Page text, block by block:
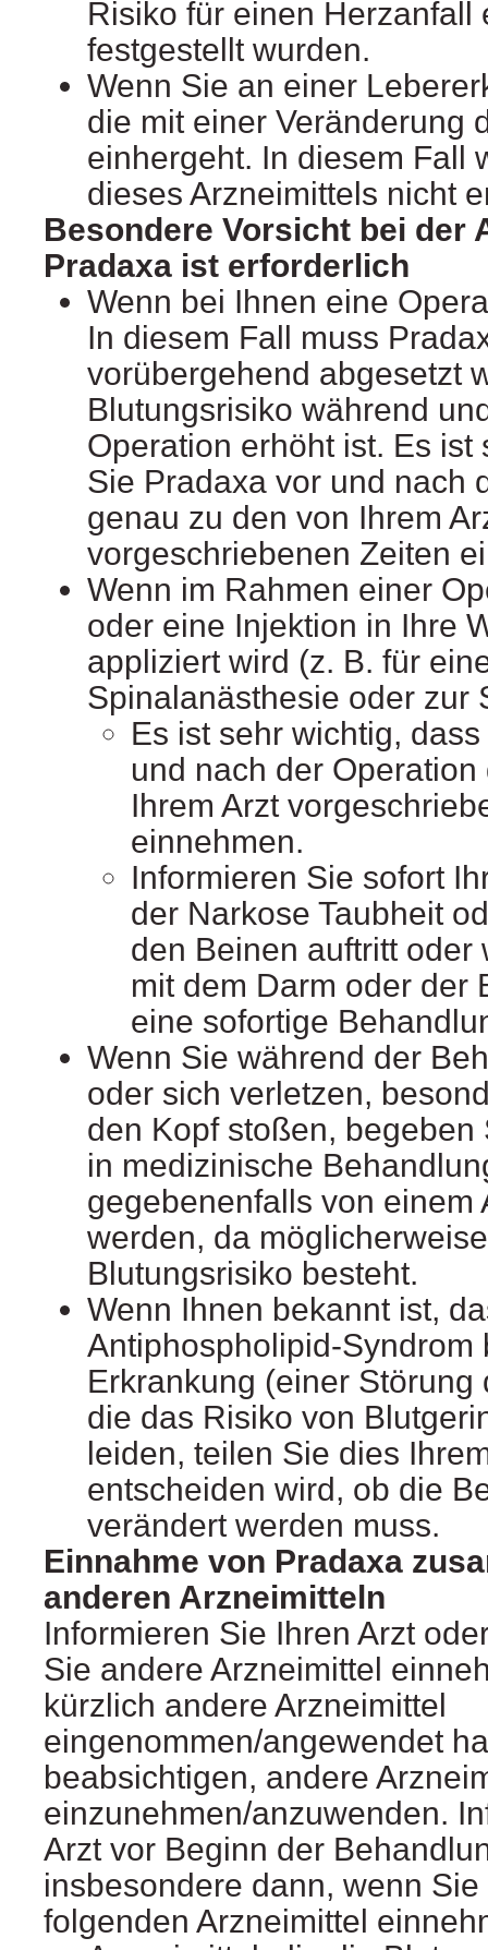
Risiko für einen Herzanfall
festgestellt wurden.
Wenn Sie an einer
die mit einer Veränderung
einhergeht. In diesem Fall
dieses Arzneimittels nicht
Besondere Vorsicht bei der
Pradaxa ist erforderlich
Wenn bei Ihnen eine
In diesem Fall muss
vorübergehend abgesetzt
Blutungsrisiko während
Operation erhöht ist. Es ist
Sie Pradaxa vor und nach
genau zu den von Ihrem
vorgeschriebenen Zeiten
Wenn im Rahmen einer
oder eine Injektion in Ihre
appliziert wird (z. B. für
Spinalanästhesie oder zur
Es ist sehr wichtig,
und nach der
Ihrem Arzt
einnehmen.
Informieren Sie sofort
der Narkose Taubheit
den Beinen auftritt oder
mit dem Darm oder der
eine sofortige
Wenn Sie während der
oder sich verletzen,
den Kopf stoßen, begeben
in medizinische
gegebenenfalls von einem
werden, da
Blutungsrisiko besteht.
Wenn Ihnen bekannt ist,
Antiphospholipid-Syndrom
Erkrankung (einer Störung
die das Risiko von
leiden, teilen Sie dies
entscheiden wird, ob die
verändert werden muss.
Einnahme von Pradaxa
anderen Arzneimitteln
Informieren Sie Ihren Arzt
Sie andere Arzneimittel
kürzlich andere Arzneimittel
eingenommen/angewendet
beabsichtigen, andere
einzunehmen/anzuwenden.
Arzt vor Beginn der
insbesondere dann, wenn
folgenden Arzneimittel